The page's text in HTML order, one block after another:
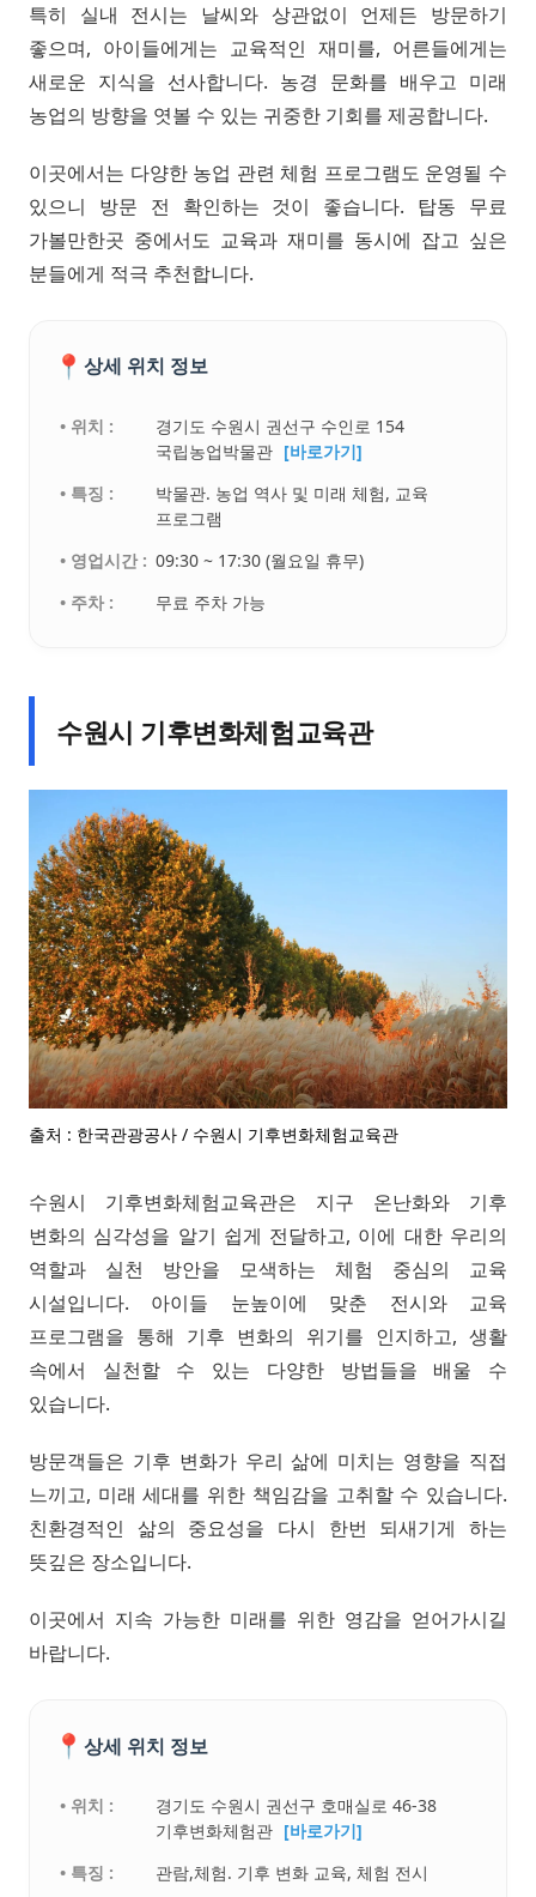
특히 실내 전시는 날씨와 상관없이 언제든 방문하기
좋으며, 아이들에게는 교육적인 재미를, 어른들에게는
새로운 지식을 선사합니다. 농경 문화를 배우고 미래
농업의 방향을 엿볼 수 있는 귀중한 기회를 제공합니다.
이곳에서는 다양한 농업 관련 체험 프로그램도 운영될 수
있으니 방문 전 확인하는 것이 좋습니다. 탑동 무료
가볼만한곳 중에서도 교육과 재미를 동시에 잡고 싶은
분들에게 적극 추천합니다.
📍 상세 위치 정보
• 위치 :
경기도 수원시 권선구 수인로 154
국립농업박물관 [바로가기]
• 특징 :
박물관. 농업 역사 및 미래 체험, 교육
프로그램
• 영업시간 : 09:30 ~ 17:30 (월요일 휴무)
• 주차 :
무료 주차 가능
수원시 기후변화체험교육관
출처 : 한국관광공사 / 수원시 기후변화체험교육관
수원시 기후변화체험교육관은 지구 온난화와 기후
변화의 심각성을 알기 쉽게 전달하고, 이에 대한 우리의
역할과 실천 방안을 모색하는 체험 중심의 교육
시설입니다. 아이들 눈높이에 맞춘 전시와 교육
프로그램을 통해 기후 변화의 위기를 인지하고, 생활
속에서 실천할 수 있는 다양한 방법들을 배울 수
있습니다.
방문객들은 기후 변화가 우리 삶에 미치는 영향을 직접
느끼고, 미래 세대를 위한 책임감을 고취할 수 있습니다.
친환경적인 삶의 중요성을 다시 한번 되새기게 하는
뜻깊은 장소입니다.
이곳에서 지속 가능한 미래를 위한 영감을 얻어가시길
바랍니다.
📍 상세 위치 정보
• 위치 :
경기도 수원시 권선구 호매실로 46-38
기후변화체험관 [바로가기]
• 특징 :
관람,체험. 기후 변화 교육, 체험 전시